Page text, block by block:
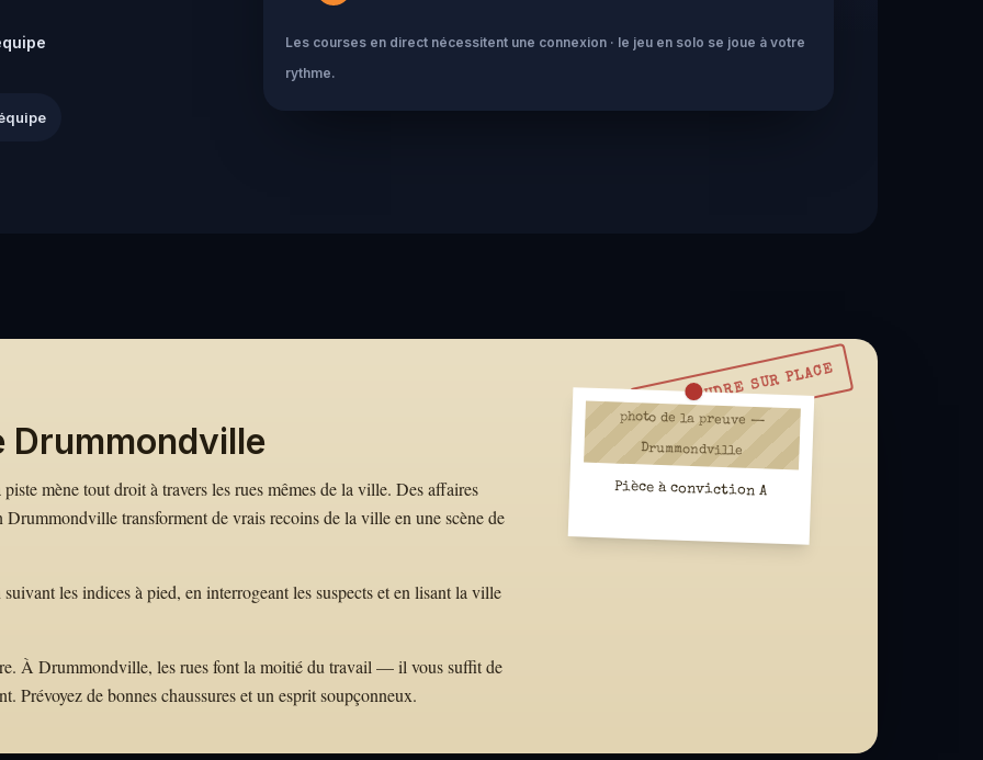
Les courses en direct nécessitent une connexion · le jeu en solo se joue à votre
rythme.
À RÉSOUDRE SUR PLACE
Drummondville
mène tout droit à travers les rues mêmes de la ville. Des affaires
transforment de vrais recoins de la ville en une scène de
les indices à pied, en interrogeant les suspects et en lisant la ville
À Drummondville, les rues font la moitié du travail — il vous suffit de
Prévoyez de bonnes chaussures et un esprit soupçonneux.
photo de la preuve —
Drummondville
Pièce à conviction A